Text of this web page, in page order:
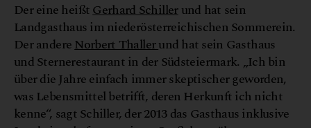
Der eine heißtGerhard Schillerund hat sein
Landgasthaus im niederösterreichischen Sommerein.
Der andereNorbert Thallerund hat sein Gasthaus
und Sternerestaurant in der Südsteiermark. „Ich bin
über die Jahre einfach immer skeptischer geworden,
was Lebensmittel betrifft, deren Herkunft ich nicht
kenne“, sagt Schiller, der 2013 das Gasthaus inklusive